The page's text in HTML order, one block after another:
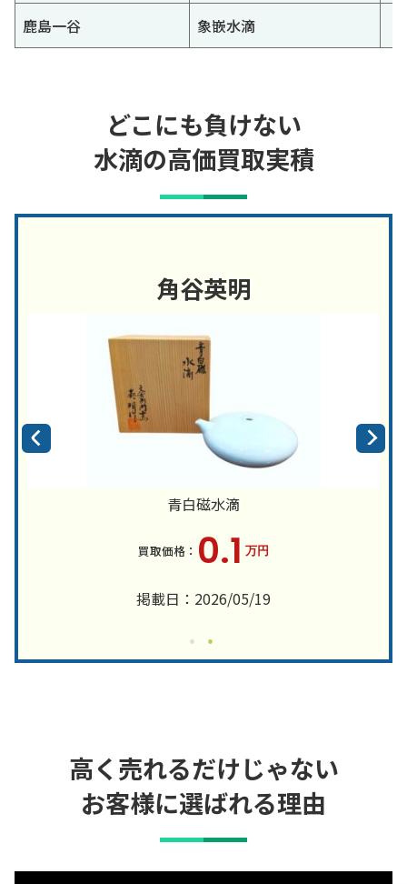
鹿島一谷 象嵌水滴
どこにも負けない
水滴の高価買取実積
角谷英明
青白磁水滴
0.1 万円
掲載日：2026/05/19
高く売れるだけじゃない
お客様に選ばれる理由